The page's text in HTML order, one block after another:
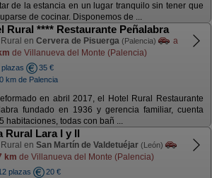
de la estancia en un lugar tranquilo sin tener que
de cocinar. Disponemos de ...
Rural **** Restaurante Peñalabra
en Cervera de Pisuerga (Palencia)
a
de Villanueva del Monte (Palencia)
plazas
35 €
km de Palencia
en abril 2017, el Hotel Rural Restaurante
fundado en 1936 y gerencia familiar, cuenta
habitaciones, todas con bañ ...
Rural Lara I y II
en San Martín de Valdetuéjar (León)
km de Villanueva del Monte (Palencia)
plazas
20 €